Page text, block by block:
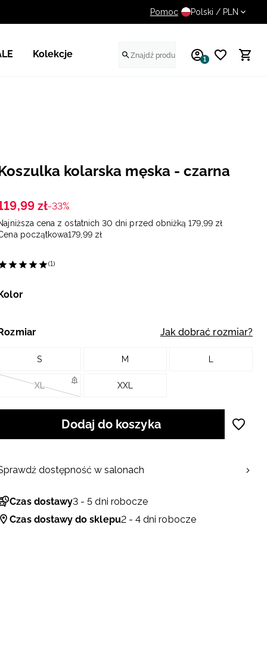
14 dni na darmowy zwrot
Pomoc Polski / PLN
Kolekcje 1
kolarska męska - czarna
,99 zł-33%
cena z ostatnich 30 dni przed obniżką 179 99 zł
początkowa179 99 zł
(1)
Jak dobrać rozmiar?
S M
XL XXL
Dodaj do koszyka
Czas dostawy3 - 5 dni robocze
Czas dostawy do sklepu2 - 4 dni robocze
dostępność w salonach